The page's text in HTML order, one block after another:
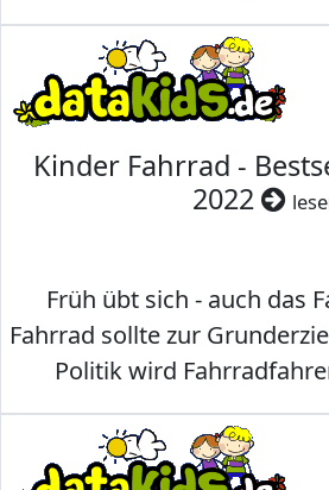
Kinder Fahrrad -
2022
Früh übt sich - auch das
Fahrrad sollte zur
Politik wird